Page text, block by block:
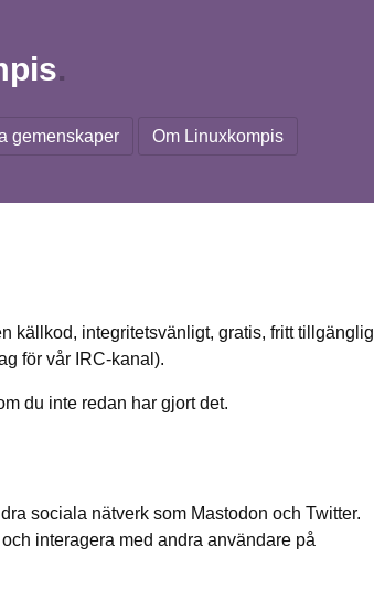
gemenskaper Om Linuxkompis
källkod, integritetsvänligt, gratis, fritt tillgänglig
för vår IRC-kanal).
du inte redan har gjort det.
sociala nätverk som Mastodon och Twitter.
interagera med andra användare på